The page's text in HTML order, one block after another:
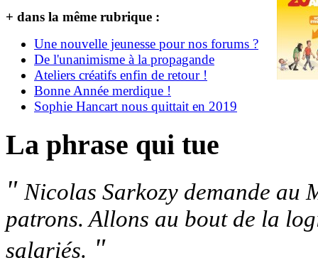
+ dans la même rubrique :
Une nouvelle jeunesse pour nos forums ?
De l'unanimisme à la propagande
Ateliers créatifs enfin de retour !
Bonne Année merdique !
Sophie Hancart nous quittait en 2019
La phrase qui tue
" Nicolas Sarkozy demande au
patrons. Allons au bout de la
salariés. "